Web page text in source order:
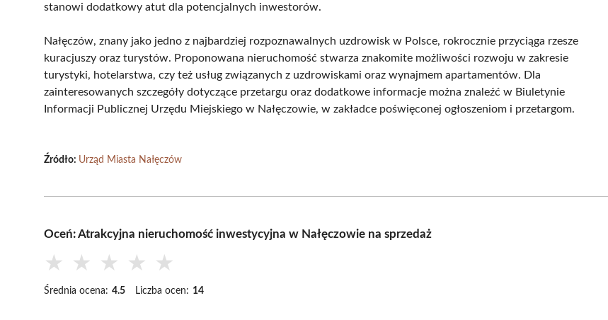
stanowi dodatkowy atut dla potencjalnych inwestorów.
Nałęczów, znany jako jedno z najbardziej rozpoznawalnych uzdrowisk w Polsce, rokrocznie przyciąga rzesze
kuracjuszy oraz turystów. Proponowana nieruchomość stwarza znakomite możliwości rozwoju w zakresie
turystyki, hotelarstwa, czy też usług związanych z uzdrowiskami oraz wynajmem apartamentów. Dla
zainteresowanych szczegóły dotyczące przetargu oraz dodatkowe informacje można znaleźć w Biuletynie
Informacji Publicznej Urzędu Miejskiego w Nałęczowie, w zakładce poświęconej ogłoszeniom i przetargom.
Źródło: Urząd Miasta Nałęczów
Oceń: Atrakcyjna nieruchomość inwestycyjna w Nałęczowie na sprzedaż
★ ★ ★ ★ ★
Średnia ocena: 4.5 Liczba ocen: 14